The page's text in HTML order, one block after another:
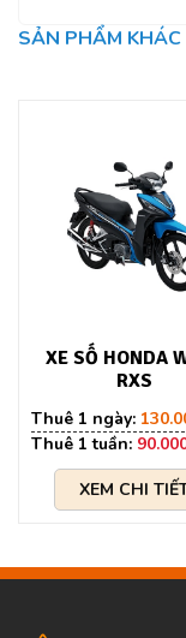
SẢN PHẨM KHÁC
XE SỐ HONDA
RXS
XEM CHI